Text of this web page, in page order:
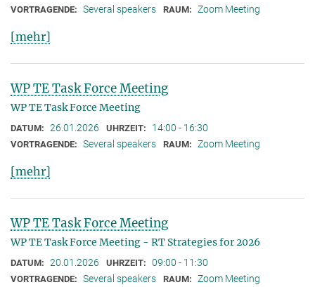
VORTRAGENDE: Several speakers RAUM: Zoom Meeting
[mehr]
WP TE Task Force Meeting
WP TE Task Force Meeting
DATUM: 26.01.2026 UHRZEIT: 14:00 - 16:30
VORTRAGENDE: Several speakers RAUM: Zoom Meeting
[mehr]
WP TE Task Force Meeting
WP TE Task Force Meeting - RT Strategies for 2026
DATUM: 20.01.2026 UHRZEIT: 09:00 - 11:30
VORTRAGENDE: Several speakers RAUM: Zoom Meeting